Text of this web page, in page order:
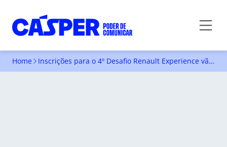
Home Inscrições para o 4º Desafio Renault Experience vão até 31/8